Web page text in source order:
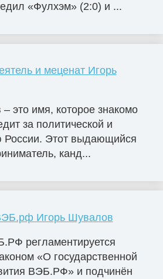
«Фулхэм» (2:0) и ...
и меценат Игорь
это имя, которое знакомо
за политической и
России. Этот выдающийся
канд...
Игорь Шувалов
регламентируется
«О государственной
ВЭБ.РФ» и подчинён